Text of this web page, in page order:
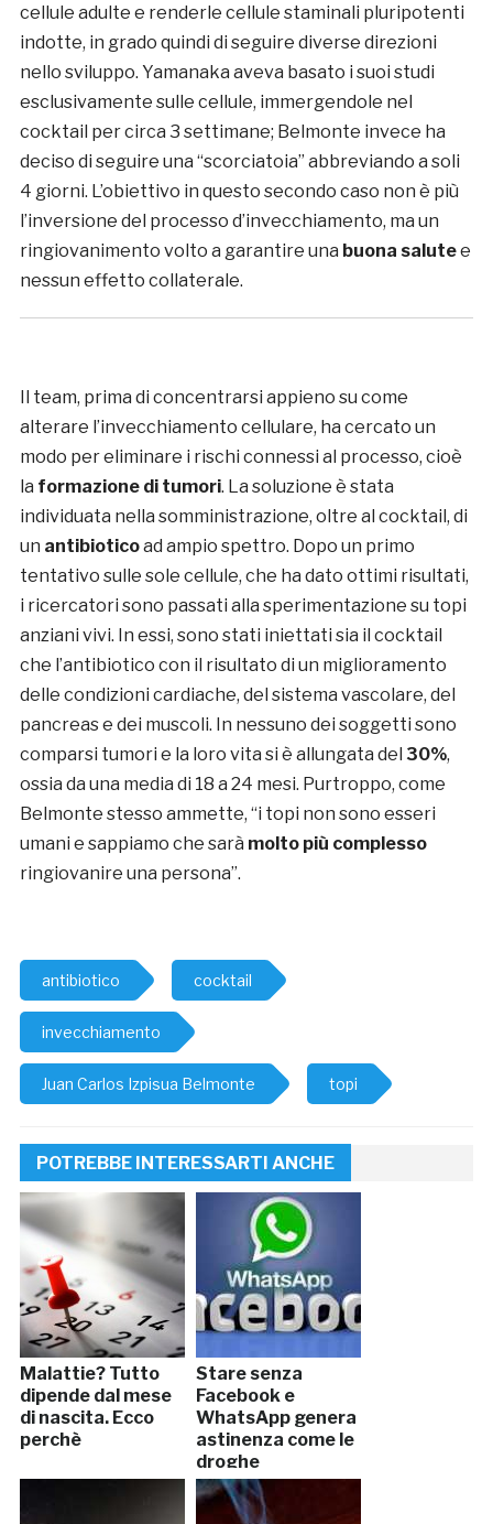
cellule adulte e renderle cellule staminali pluripotenti
indotte, in grado quindi di seguire diverse direzioni
nello sviluppo. Yamanaka aveva basato i suoi studi
esclusivamente sulle cellule, immergendole nel
cocktail per circa 3 settimane; Belmonte invece ha
deciso di seguire una “scorciatoia” abbreviando a soli
4 giorni. L’obiettivo in questo secondo caso non è più
l’inversione del processo d’invecchiamento, ma un
ringiovanimento volto a garantire una buona salutee
nessun effetto collaterale.
Il team, prima di concentrarsi appieno su come
alterare l’invecchiamento cellulare, ha cercato un
modo per eliminare i rischi connessi al processo, cioè
la formazione di tumori. La soluzione è stata
individuata nella somministrazione, oltre al cocktail, di
un antibioticoad ampio spettro. Dopo un primo
tentativo sulle sole cellule, che ha dato ottimi risultati,
i ricercatori sono passati alla sperimentazione su topi
anziani vivi. In essi, sono stati iniettati sia il cocktail
che l’antibiotico con il risultato di un miglioramento
delle condizioni cardiache, del sistema vascolare, del
pancreas e dei muscoli. In nessuno dei soggetti sono
comparsi tumori e la loro vita si è allungata del 30%,
ossia da una media di 18 a 24 mesi. Purtroppo, come
Belmonte stesso ammette, “i topi non sono esseri
umani e sappiamo che sarà molto più complesso
ringiovanire una persona”.
antibiotico cocktail
invecchiamento
Juan Carlos Izpisua Belmonte topi
POTREBBE INTERESSARTI ANCHE
Malattie? Tutto
dipende dal mese
di nascita. Ecco
perchè
Stare senza
Facebook e
WhatsApp genera
astinenza come le
droghe